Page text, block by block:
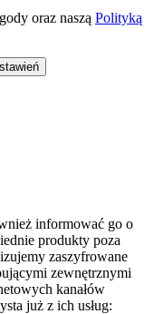
oraz naszą Polityką
informować go o
produkty poza
zaszyfrowane
zewnętrznymi
kanałów
już z ich usług: